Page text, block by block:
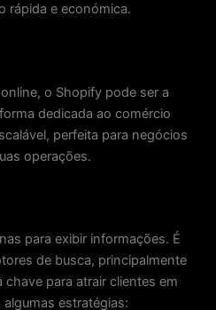
rápida e económica.
o Shopify pode ser a
dedicada ao comércio
perfeita para negócios
operações.
para exibir informações. É
de busca, principalmente
chave para atrair clientes em
estratégias: